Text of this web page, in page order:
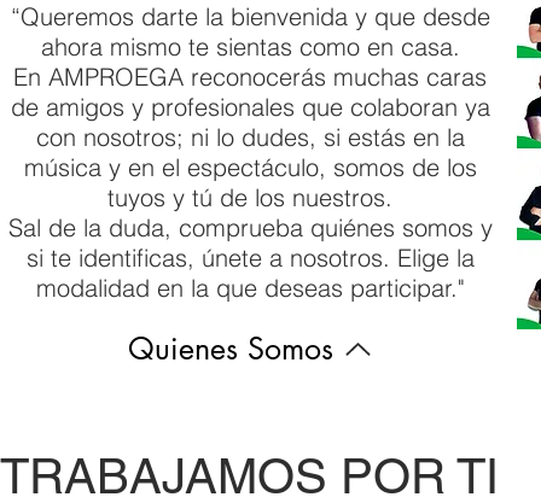
“Queremos darte la bienvenida y que desde
ahora mismo te sientas como en casa.
En AMPROEGA reconocerás muchas caras
de amigos y profesionales que colaboran ya
con nosotros; ni lo dudes, si estás en la
música y en el espectáculo, somos de los
tuyos y tú de los nuestros.
Sal de la duda, comprueba quiénes somos y
si te identificas, únete a nosotros. Elige la
modalidad en la que deseas participar."
Quienes Somos
TRABAJAMOS POR TI